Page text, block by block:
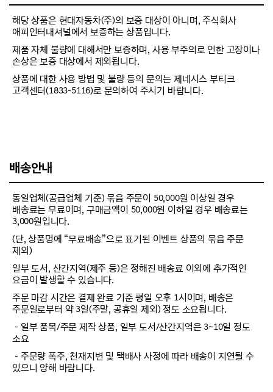
해당 상품은 현대자동차(주)의 보증 대상이 아니며, 주식회사
애피인터내셔널에서 보증하는 상품입니다.
제품 자체 불량에 대해서만 보증하며, 사용 부주의로 인한 고장이나
손상은 보증 대상에서 제외됩니다.
상품에 대한 사용 방법 및 불량 등의 문의는 제네시스 부티크
고객센터(1833-5116)로 문의하여 주시기 바랍니다.
배송안내
동일업체(공급업체 기준) 묶음 주문이 50,000원 이상일 경우
배송료는 무료이며, 구매금액이 50,000원 이하일 경우 배송료는
3,000원입니다.
(단, 상품명에 “무료배송”으로 표기된 이벤트 상품의 묶음 주문
제외)
일부 도서, 산간지역(제주 등)은 정해진 배송료 이외에 추가적인
요금이 발생할 수 있습니다.
주문 마감 시간은 결제 완료 기준 평일 오후 1시이며, 배송은
주문일로부터 약 3일(주말, 공휴일 제외) 정도 소요됩니다.
－일부 품목/주문 제작 상품, 일부 도서/산간지역은 3~10일 정도
소요
－주문량 폭주, 천재지변 및 택배사 사정에 따라 배송이 지연될 수
있으니 양해 바랍니다.